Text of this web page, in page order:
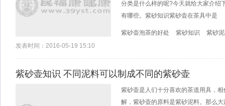
分类是什么样的呢?今天就给大家介绍
有哪些。紫砂知识紫砂壶在茶具中是
紫砂壶泡茶的好处 紫砂知识
紫砂
发表时间：2016-05-19 15:10
紫砂壶知识 不同泥料可以制成不同的紫砂壶
紫砂壶是人们十分喜欢的茶道用具，
解，紫砂壶的原料是紫砂泥料。那么